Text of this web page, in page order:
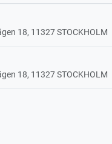
18, 11327 STOCKHOLM
18, 11327 STOCKHOLM